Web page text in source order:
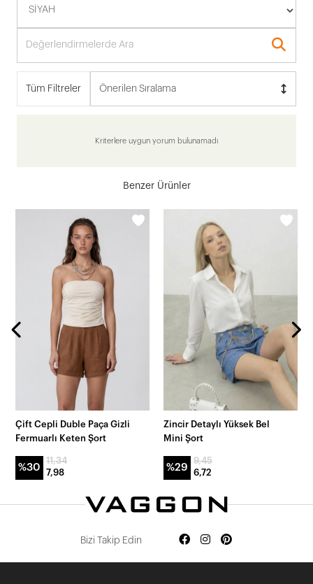
Tüm Filtreler Önerilen Sıralama
Kriterlere uygun yorum bulunamadı
Benzer Ürünler
Çift Cepli Duble Paça Gizli
Fermuarlı Keten Şort
%30
11,34
7,98
Zincir Detaylı Yüksek Bel
Mini Şort
%29
9,45
6,72
Bizi Takip Edin